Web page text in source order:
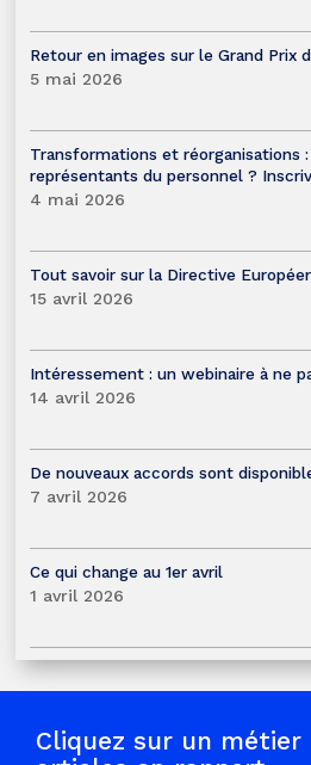
Retour en images sur le Grand Prix
5 mai 2026
Transformations et réorganisations
représentants du personnel ?
4 mai 2026
Tout savoir sur la Directive
15 avril 2026
Intéressement : un webinaire à ne
14 avril 2026
De nouveaux accords sont
7 avril 2026
Ce qui change au 1er avril
1 avril 2026
Cliquez sur un